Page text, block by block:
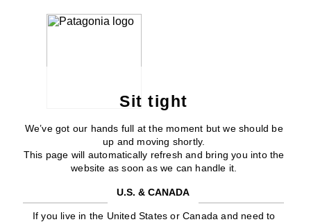
Sit tight
We’ve got our hands full at the moment but we should be
up and moving shortly.
This page will automatically refresh and bring you into the
website as soon as we can handle it.
U.S. & CANADA
If you live in the United States or Canada and need to